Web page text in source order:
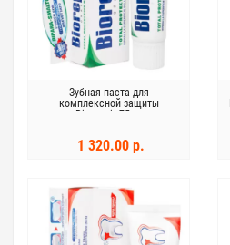
Зубная паста для
комплексной защиты
Biorepair 75мл
1 320.00 р.